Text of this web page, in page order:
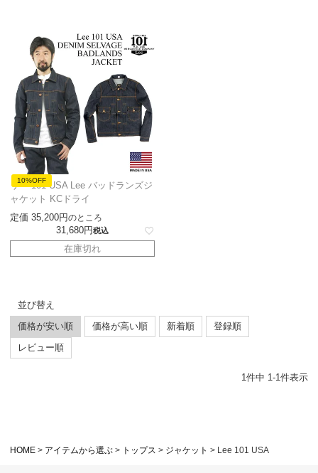
10%OFF
リー 101 USA Lee バッドランズジ
ャケット KCドライ
定価 35,200 のところ
31,680 税込
在庫切れ
並び替え
価格が安い順
価格が高い順 新着順
登録順
レビュー順
1件中 1-1件表示
HOME アイテムから選ぶ トップス ジャケット Lee 101 USA